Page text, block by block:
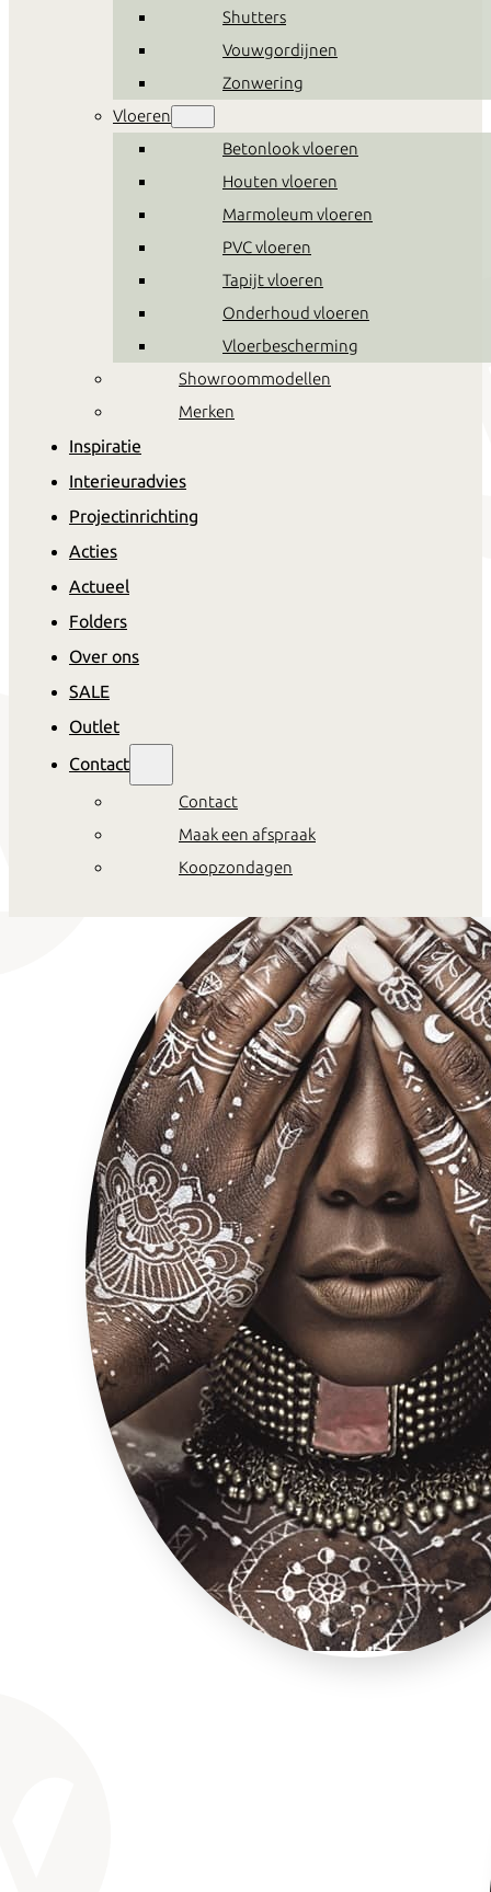
Shutters
Vouwgordijnen
Zonwering
Vloeren
Betonlook vloeren
Houten vloeren
Marmoleum vloeren
PVC vloeren
Tapijt vloeren
Onderhoud vloeren
Vloerbescherming
Showroommodellen
Merken
Inspiratie
Interieuradvies
Projectinrichting
Acties
Actueel
Folders
Over ons
SALE
Outlet
Contact
Contact
Maak een afspraak
Koopzondagen